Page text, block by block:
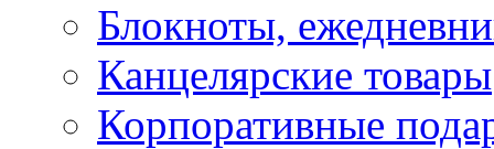
Блокноты,
Канцелярские товары
Корпоративные